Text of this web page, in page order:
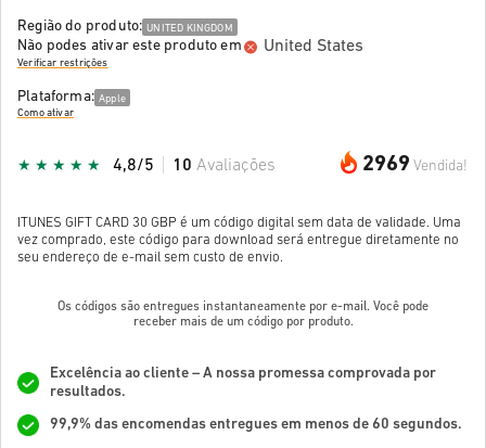
Região do produto: UNITED KINGDOM
Não podes ativar este produto em United States
Verificar restrições
Plataforma: Apple
Como ativar
2969 Vendida!
4,8/5 10 Avaliações
ITUNES GIFT CARD 30 GBP é um código digital sem data de validade. Uma
vez comprado, este código para download será entregue diretamente no
seu endereço de e-mail sem custo de envio.
Os códigos são entregues instantaneamente por e-mail. Você pode
receber mais de um código por produto.
Excelência ao cliente – A nossa promessa comprovada por
resultados.
99,9% das encomendas entregues em menos de 60 segundos.